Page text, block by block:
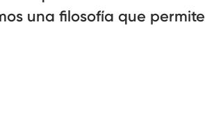
una filosofía que permite